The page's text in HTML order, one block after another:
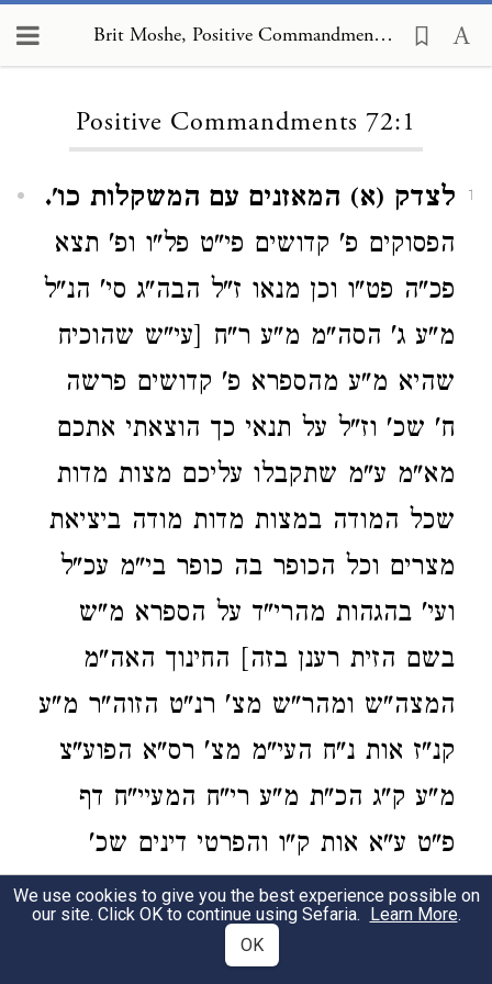
Brit Moshe, Positive Commandments 72:1
Positive Commandments 72:1
1
לצדק (א) המאזנים עם המשקלות כו'.
הפסוקים פ' קדושים פי"ט פל"ו ופ' תצא
פכ"ה פט"ו וכן מנאו ז"ל הבה"ג סי' הנ"ל
מ"ע ג' הסה"מ מ"ע ר"ח [עי"ש שהוכיח
שהיא מ"ע מהספרא פ' קדושים פרשה
ח' שכ' וז"ל על תנאי כך הוצאתי אתכם
מא"מ ע"מ שתקבלו עליכם מצות מדות
שכל המודה במצות מדות מודה ביציאת
מצרים וכל הכופר בה כופר בי"מ עכ"ל
ועי' בהגהות מהרי"ד על הספרא מ"ש
בשם הזית רענן בזה] החינוך האה"מ
המצה"ש ומהר"ש מצ' רנ"ט הזוה"ר מ"ע
קנ"ז אות נ"ח העי"מ מצ' רס"א הפוע"צ
מ"ע ק"ג הכ"ת מ"ע רי"ח המעיי"ח דף
פ"ט ע"א אות ק"ו והפרטי דינים שכ'
רבינו רובם מהרמב"ם הלכ' גניבה פ"ח
ולהל' עי' טוש"ע חו"מ סי' רל"א ולעיל
We use cookies to give you the best experience possible on
our site. Click OK to continue using Sefaria. Learn More.
OK